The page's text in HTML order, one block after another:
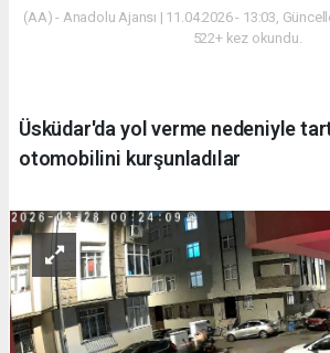
(AA) - Anadolu Ajansı | 11.04.2026 - 13:03,
522+ kez okundu.
Üsküdar'da yol verme nedeniyle
otomobilini kurşunladılar